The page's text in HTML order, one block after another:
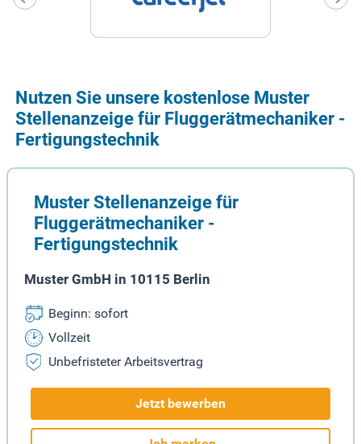
Nutzen Sie unsere kostenlose Muster
Stellenanzeige für Fluggerätmechaniker -
Fertigungstechnik
Muster Stellenanzeige für
Fluggerätmechaniker -
Fertigungstechnik
Muster GmbH in 10115 Berlin
Beginn: sofort
Vollzeit
Unbefristeter Arbeitsvertrag
Jetzt bewerben